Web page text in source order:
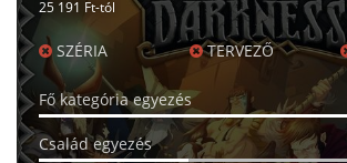
25 191 Ft-tól
SZÉRIA TERVEZŐ
Fő kategória egyezés
Család egyezés